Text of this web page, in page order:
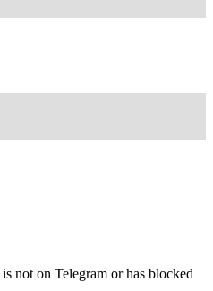
not on Telegram or has blocked